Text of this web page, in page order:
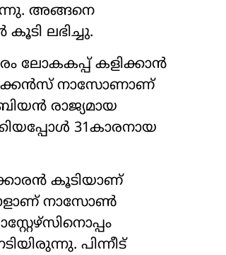
അങ്ങനെ
ലഭിച്ചു.
ലോകകപ്പ് കളിക്കാൻ
ഡക്കൻസ് നാസോണാണ്
രാജ്യമായ
31കാരനായ
കൂടിയാണ്
നാസോൺ
പിന്നീട്